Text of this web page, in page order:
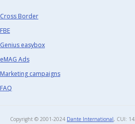
Cross Border
FBE
Genius easybox
eMAG Ads
Marketing campaigns
FAQ
Copyright © 2001-2024 Dante International, CUI: